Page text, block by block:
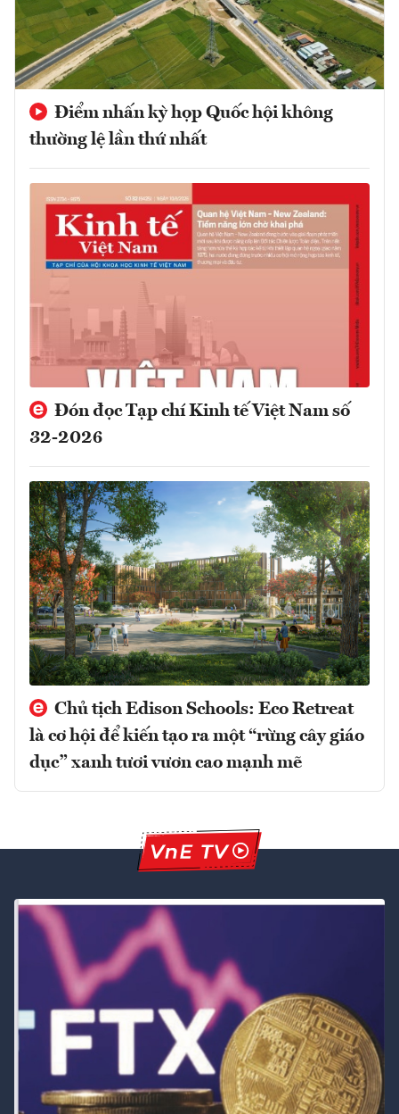
Điểm nhấn kỳ họp Quốc hội không
thường lệ lần thứ nhất
Đón đọc Tạp chí Kinh tế Việt Nam số
32-2026
Chủ tịch Edison Schools: Eco Retreat
là cơ hội để kiến tạo ra một “rừng cây giáo
dục” xanh tươi vươn cao mạnh mẽ